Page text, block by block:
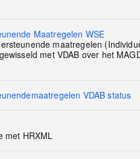
Maatregelen WSE
maatregelen
met VDAB over het
VDAB status
met HRXML